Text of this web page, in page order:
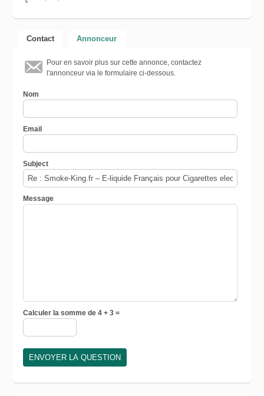
Contact Annonceur
Pour en savoir plus sur cette annonce, contactez
l'annonceur via le formulaire ci-dessous.
Nom
Email
Subject
Message
Calculer la somme de 4 + 3 =